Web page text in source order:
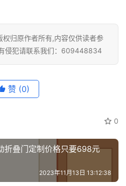
归原作者所有,内容仅供读者参
侵犯请联系我们：609448834
赞 (0)
0
折叠门定制价格只要698元
2023年11月13日 13:12:38